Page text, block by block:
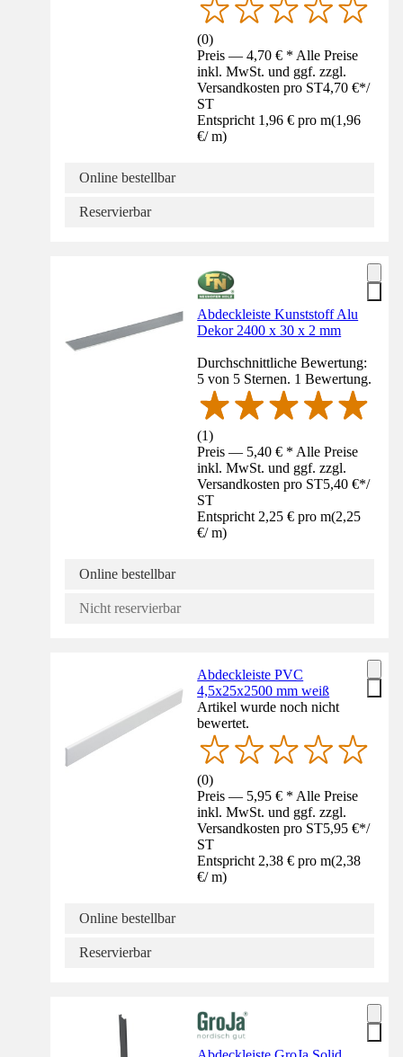
(0)
Preis — 4,70 € * Alle Preise
inkl. MwSt. und ggf. zzgl.
Versandkosten pro ST4,70 €*/
ST
Entspricht 1,96 € pro m(1,96
€/ m)
Online bestellbar
Reservierbar
Abdeckleiste Kunststoff Alu
Dekor 2400 x 30 x 2 mm
Durchschnittliche Bewertung:
5 von 5 Sternen. 1 Bewertung.
(1)
Preis — 5,40 € * Alle Preise
inkl. MwSt. und ggf. zzgl.
Versandkosten pro ST5,40 €*/
ST
Entspricht 2,25 € pro m(2,25
€/ m)
Online bestellbar
Nicht reservierbar
Abdeckleiste PVC
4,5x25x2500 mm weiß
Artikel wurde noch nicht
bewertet.
(0)
Preis — 5,95 € * Alle Preise
inkl. MwSt. und ggf. zzgl.
Versandkosten pro ST5,95 €*/
ST
Entspricht 2,38 € pro m(2,38
€/ m)
Online bestellbar
Reservierbar